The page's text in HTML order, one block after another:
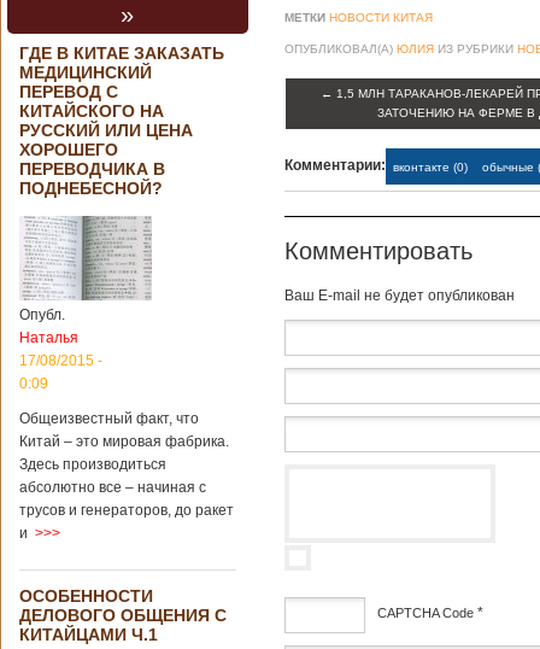
»
ГДЕ В КИТАЕ ЗАКАЗАТЬ
МЕДИЦИНСКИЙ
ПЕРЕВОД С
КИТАЙСКОГО НА
РУССКИЙ ИЛИ ЦЕНА
ХОРОШЕГО
ПЕРЕВОДЧИКА В
ПОДНЕБЕСНОЙ?
Опубл.
Наталья
17/08/2015 -
0:09
Общеизвестный факт, что
Китай – это мировая фабрика.
Здесь производиться
абсолютно все – начиная с
трусов и генераторов, до ракет
и >>>
ОСОБЕННОСТИ
ДЕЛОВОГО ОБЩЕНИЯ С
КИТАЙЦАМИ Ч.1
МЕТКИ НОВОСТИ КИТАЯ
ОПУБЛИКОВАЛ(А) ЮЛИЯ ИЗ РУБРИКИ
← 1,5 МЛН ТАРАКАНОВ-ЛЕКАРЕЙ
ЗАТОЧЕНИЮ НА ФЕРМЕ В
Комментарии: вконтакте (0) обычные
Комментировать
Baш E-mail не будет опубликован
CAPTCHA Code *